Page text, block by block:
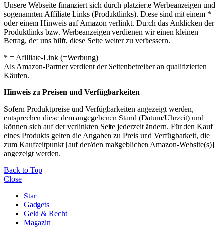
Unsere Webseite finanziert sich durch platzierte Werbeanzeigen und
sogenannten Affiliate Links (Produktlinks). Diese sind mit einem *
oder einem Hinweis auf Amazon verlinkt. Durch das Anklicken der
Produktlinks bzw. Werbeanzeigen verdienen wir einen kleinen
Betrag, der uns hilft, diese Seite weiter zu verbessern.
* = Afilliate-Link (=Werbung)
Als Amazon-Partner verdient der Seitenbetreiber an qualifizierten
Käufen.
Hinweis zu Preisen und Verfügbarkeiten
Sofern Produktpreise und Verfügbarkeiten angezeigt werden,
entsprechen diese dem angegebenen Stand (Datum/Uhrzeit) und
können sich auf der verlinkten Seite jederzeit ändern. Für den Kauf
eines Produkts gelten die Angaben zu Preis und Verfügbarkeit, die
zum Kaufzeitpunkt [auf der/den maßgeblichen Amazon-Website(s)]
angezeigt werden.
Back to Top
Close
Start
Gadgets
Geld & Recht
Magazin